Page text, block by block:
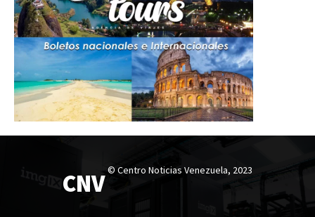
CNV © Centro Noticias Venezuela, 2023